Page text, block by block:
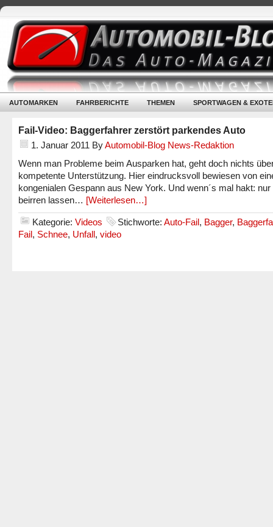
AUTOMARKEN FAHRBERICHTE THEMEN SPORTWAGEN &
Fail-Video: Baggerfahrer zerstört parkendes Auto
1. Januar 2011 ByAutomobil-Blog News-Redaktion
Wenn man Probleme beim Ausparken hat, geht doch nichts
kompetente Unterstützung. Hier eindrucksvoll bewiesen von
kongenialen Gespann aus New York. Und wenn´s mal hakt: nur
beirren lassen… [Weiterlesen…]
Kategorie: Videos Stichworte: Auto-Fail, Bagger,
Fail, Schnee, Unfall, video